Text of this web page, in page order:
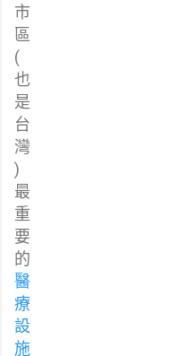
市
區
(
也
是
台
灣
)
最
重
要
的
醫
療
設
施